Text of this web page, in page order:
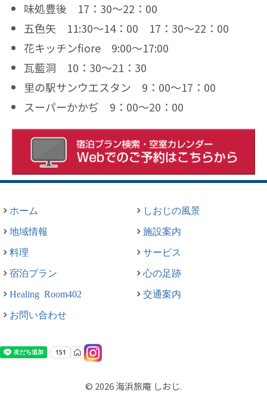
味処豊後 17：30～22：00
五色矢 11:30～14：00 17：30～22：00
花キッチンfiore 9:00～17:00
瓦藍洞 10：30～21：30
里の駅サンウエスタン 9：00～17：00
スーパーかかぢ 9：00～20：00
ホーム しおじの風景
地域情報 施設案内
料理 サービス
宿泊プラン 心の足跡
Healing Room402 交通案内
お問い合わせ
© 2026 海浜旅庵 しおじ.